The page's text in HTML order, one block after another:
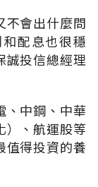
不會出什麼問
配息也很穩
誠投信總經理
、中鋼、中華
）、航運股等
值得投資的養